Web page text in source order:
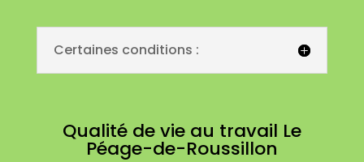
Certaines conditions :
Qualité de vie au travail Le
Péage-de-Roussillon